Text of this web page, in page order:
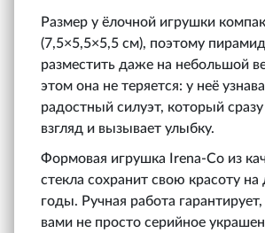
Размер у ёлочной игрушки
(7,5×5,5×5,5 см), поэтому
разместить даже на небольшой
этом она не теряется: у неё
радостный силуэт, который сразу
взгляд и вызывает улыбку.
Формовая игрушка Irena-Co из
стекла сохранит свою красоту на
годы. Ручная работа
вами не просто серийное